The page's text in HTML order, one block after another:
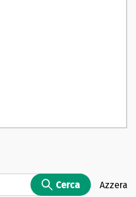
Cerca Azzera